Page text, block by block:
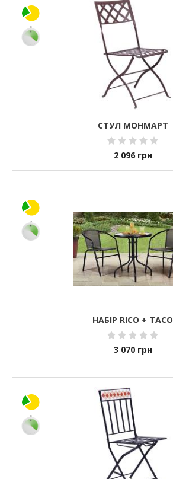
СТУЛ МОНМАРТ
2 096 грн
НАБІР RICO + TACO
3 070 грн